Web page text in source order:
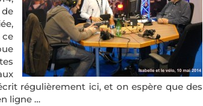
ce
régulièrement ici, et on espère que des
ligne …